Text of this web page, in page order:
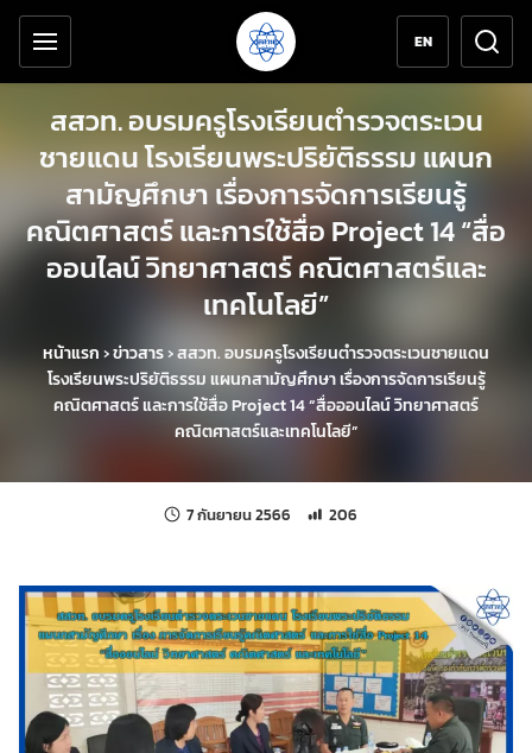
ข้ามไปยังเนื้อหาหลัก
เครื่องมือช่วยเหลือ
EN
สสวท. อบรมครูโรงเรียนตำรวจตระเวน
ชายแดน โรงเรียนพระปริยัติธรรม แผนก
สามัญศึกษา เรื่องการจัดการเรียนรู้
คณิตศาสตร์ และการใช้สื่อ Project 14 “สื่อ
ออนไลน์ วิทยาศาสตร์ คณิตศาสตร์และ
เทคโนโลยี”
หน้าแรก›ข่าวสาร›สสวท. อบรมครูโรงเรียนตำรวจตระเวนชายแดน
โรงเรียนพระปริยัติธรรม แผนกสามัญศึกษา เรื่องการจัดการเรียนรู้
คณิตศาสตร์ และการใช้สื่อ Project 14 “สื่อออนไลน์ วิทยาศาสตร์
คณิตศาสตร์และเทคโนโลยี”
7 กันยายน 2566 แก้ไขล่าสุดเมื่อ:
จำนวนการเข้าชม 206 ครั้ง
206